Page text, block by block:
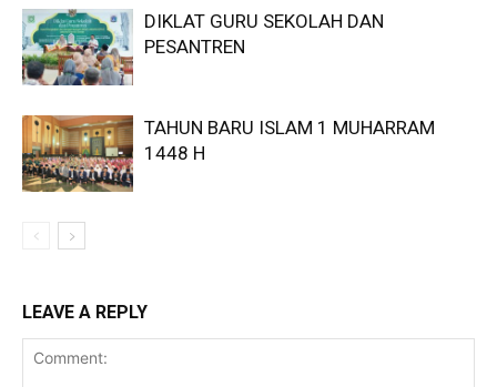
DIKLAT GURU SEKOLAH DAN
PESANTREN
TAHUN BARU ISLAM 1 MUHARRAM
1448 H
LEAVE A REPLY